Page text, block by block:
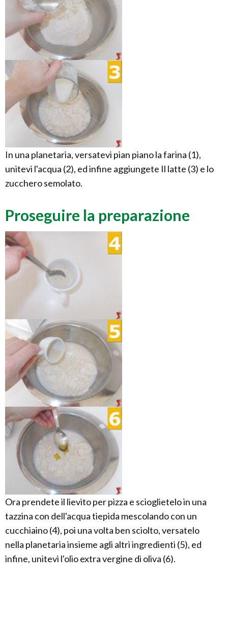
In una planetaria, versatevi pian piano la farina (1),
unitevi l'acqua (2), ed infine aggiungete Il latte (3) e lo
zucchero semolato.
Proseguire la preparazione
Ora prendete il lievito per pizza e scioglietelo in una
tazzina con dell'acqua tiepida mescolando con un
cucchiaino (4), poi una volta ben sciolto, versatelo
nella planetaria insieme agli altri ingredienti (5), ed
infine, unitevi l'olio extra vergine di oliva (6).